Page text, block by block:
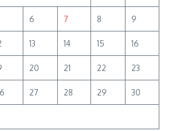
6 7 8 9
13 14 15 16
20 21 22 23
27 28 29 30